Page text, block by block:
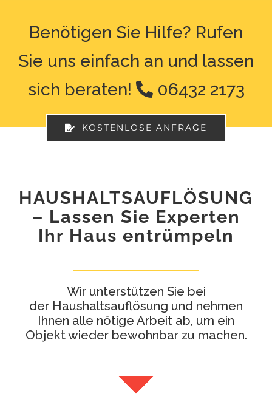
Leistungen
Nachlassankauf
Schädlingsbekämpfung
Impressionen
Benötigen Sie Hilfe? Rufen
Sie uns einfach an und lassen
sich beraten!
06432 2173
KOSTENLOSE ANFRAGE
HAUSHALTSAUFLÖSUNG
– Lassen Sie Experten
Ihr Haus entrümpeln
Wir unterstützen Sie bei
der Haushaltsauflösung und nehmen
Ihnen alle nötige Arbeit ab, um ein
Objekt wieder bewohnbar zu machen.